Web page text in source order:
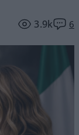
3.9k 6